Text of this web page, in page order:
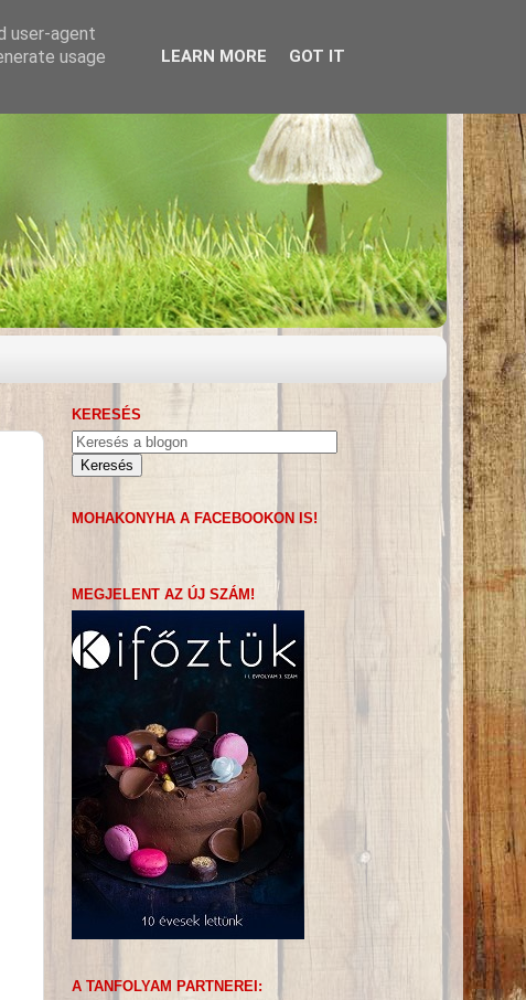
KERESÉS
MOHAKONYHA A FACEBOOKON IS!
MEGJELENT AZ ÚJ SZÁM!
A TANFOLYAM PARTNEREI:
user-agent
usage
LEARN MORE GOT IT